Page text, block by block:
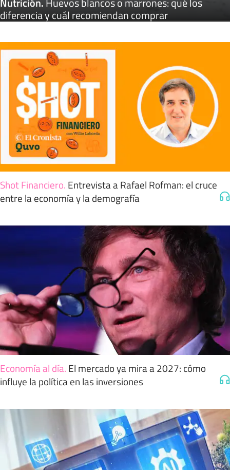
diferencia y cuál recomiendan comprar
Shot Financiero. Entrevista a Rafael Rofman: el cruce
entre la economía y la demografía
Economía al día. El mercado ya mira a 2027: cómo
influye la política en las inversiones